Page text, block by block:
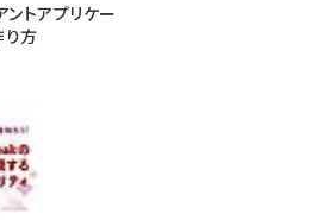
トアプリケー
り方